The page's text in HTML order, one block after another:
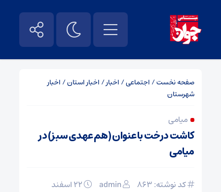
صفحه نخست/ اجتماعی/ اخبار/ اخبار استان/ اخبار
شهرستان
میامی
کاشت درخت با عنوان (هم عهدی سبز) در
میامی
کد نوشته: 863 admin